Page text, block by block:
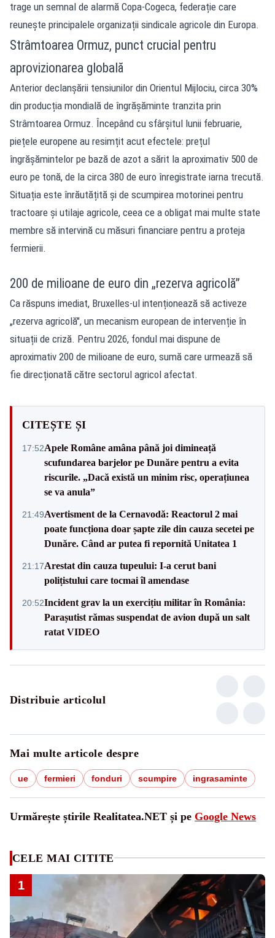
trage un semnal de alarmă Copa-Cogeca, federație care
reunește principalele organizații sindicale agricole din Europa.
Strâmtoarea Ormuz, punct crucial pentru
aprovizionarea globală
Anterior declanșării tensiunilor din Orientul Mijlociu, circa 30%
din producția mondială de îngrășăminte tranzita prin
Strâmtoarea Ormuz. Începând cu sfârșitul lunii februarie,
piețele europene au resimțit acut efectele: prețul
îngrășămintelor pe bază de azot a sărit la aproximativ 500 de
euro pe tonă, de la circa 380 de euro înregistrate iarna trecută.
Situația este înrăutățită și de scumpirea motorinei pentru
tractoare și utilaje agricole, ceea ce a obligat mai multe state
membre să intervină cu măsuri financiare pentru a proteja
fermierii.
200 de milioane de euro din „rezerva agricolă”
Ca răspuns imediat, Bruxelles-ul intenționează să activeze
„rezerva agricolă", un mecanism european de intervenție în
situații de criză. Pentru 2026, fondul mai dispune de
aproximativ 200 de milioane de euro, sumă care urmează să
fie direcționată către sectorul agricol afectat.
CITEȘTE ȘI
17:52Apele Române amâna până joi dimineață
scufundarea barjelor pe Dunăre pentru a evita
riscurile. „Dacă există un minim risc, operațiunea
se va anula”
21:49Avertisment de la Cernavodă: Reactorul 2 mai
poate funcționa doar șapte zile din cauza secetei pe
Dunăre. Când ar putea fi repornită Unitatea 1
21:17Arestat din cauza tupeului: I-a cerut bani
polițistului care tocmai îl amendase
20:52Incident grav la un exercițiu militar în România:
Parașutist rămas suspendat de avion după un salt
ratat VIDEO
Distribuie articolul
Mai multe articole despre
ue fermieri fonduri scumpire ingrasaminte
Urmărește știrile Realitatea.NET și pe Google News
CELE MAI CITITE
1